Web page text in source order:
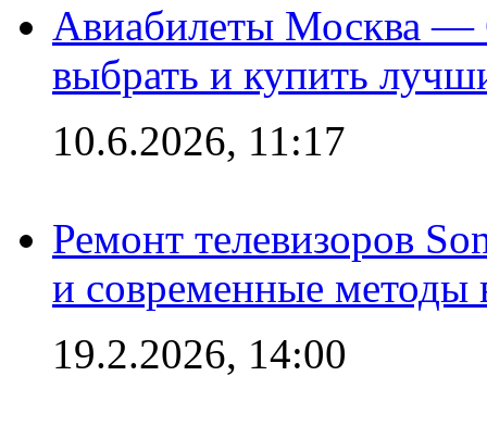
Авиабилеты Москва —
выбрать и купить
10.6.2026, 11:17
Ремонт телевизоров
и современные методы
19.2.2026, 14:00